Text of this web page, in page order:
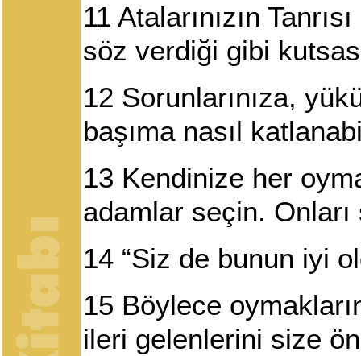
11 Atalarınızın
söz verdiği gibi
12 Sorunlarınıza,
başıma nasıl
13 Kendinize her
adamlar seçin.
14 “Siz de bunun iyi
15 Böylece
ileri gelenlerini size